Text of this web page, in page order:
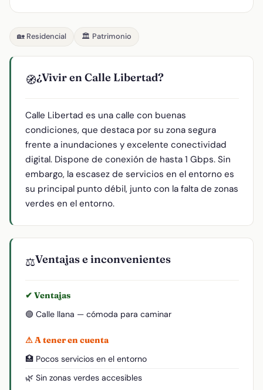
🏡 Residencial 🏛️ Patrimonio
🧭¿Vivir en Calle Libertad?
Calle Libertad es una calle con buenas
condiciones, que destaca por su zona segura
frente a inundaciones y excelente conectividad
digital. Dispone de conexión de hasta 1 Gbps. Sin
embargo, la escasez de servicios en el entorno es
su principal punto débil, junto con la falta de zonas
verdes en el entorno.
⚖️Ventajas e inconvenientes
✔ Ventajas
🟢 Calle llana — cómoda para caminar
⚠ A tener en cuenta
🏥 Pocos servicios en el entorno
🌿 Sin zonas verdes accesibles